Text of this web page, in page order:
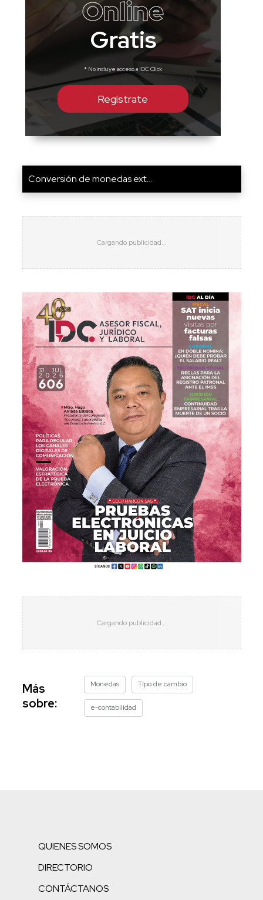
Online
Gratis
* No incluye acceso a IDC Click
Regístrate
Conversión de monedas ext...
Más
sobre:
Monedas Tipo de cambio
e-contabilidad
QUIENES SOMOS
DIRECTORIO
CONTÁCTANOS